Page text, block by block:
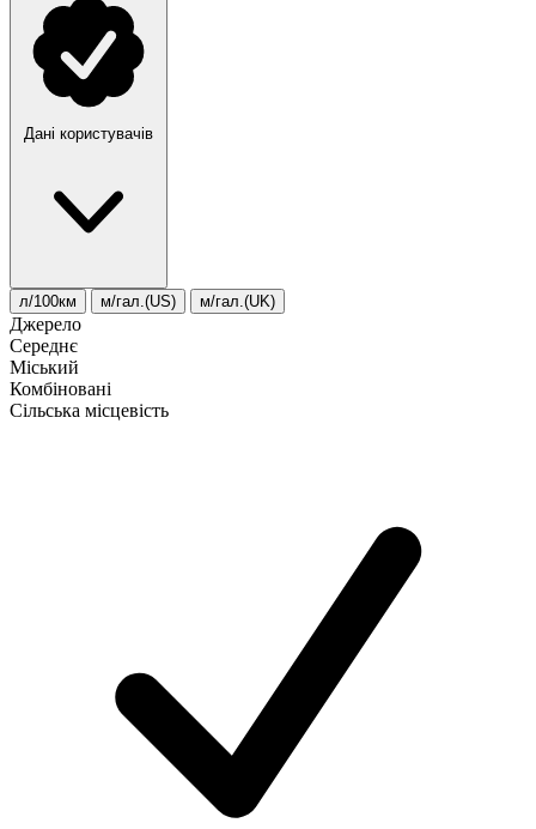
Дані користувачів
л/100км м/гал.(US) м/гал.(UK)
Джерело
Середнє
Міський
Комбіновані
Сільська місцевість